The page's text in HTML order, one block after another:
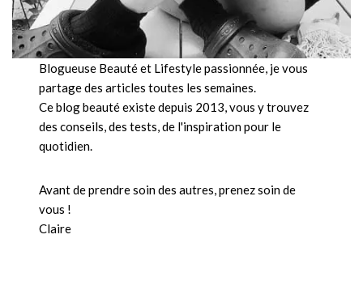
Blogueuse Beauté et Lifestyle passionnée, je vous
partage des articles toutes les semaines.
Ce blog beauté existe depuis 2013, vous y trouvez
des conseils, des tests, de l'inspiration pour le
quotidien.
Avant de prendre soin des autres, prenez soin de
vous !
Claire